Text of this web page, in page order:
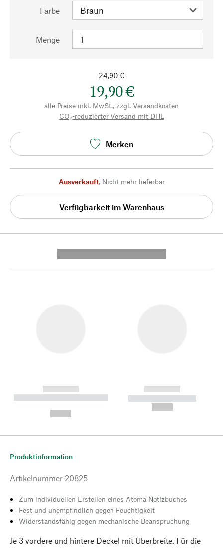
Farbe
Menge
24,90 €
19,90 €
alle Preise inkl. MwSt., zzgl. Versandkosten
CO₂-reduzierter Versand mit DHL
Merken
Ausverkauft, Nicht mehr lieferbar
Verfügbarkeit im Warenhaus
------------
----------- ----------- --------
------------
----------- -----------
Produktinformation
Artikelnummer 20825
Zum individuellen Erstellen eines Atoma Notizbuches
Fest und unempfindlich gegen Feuchtigkeit
Widerstandsfähig gegen mechanische Beanspruchung
Je 3 vordere und hintere Deckel mit Überbreite. Für die